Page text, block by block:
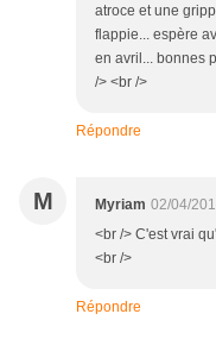
atroce et une
flappie... espère
en avril... bonnes
/> <br />
Répondre
M Myriam 02/04/
<br /> C'est vrai
<br />
Répondre